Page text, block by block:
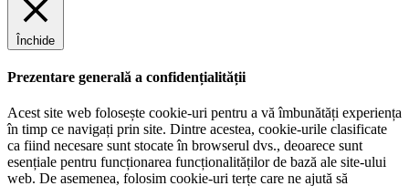
Închide
Prezentare generală a confidențialității
Acest site web folosește cookie-uri pentru a vă îmbunătăți experiența
în timp ce navigați prin site. Dintre acestea, cookie-urile clasificate
ca fiind necesare sunt stocate în browserul dvs., deoarece sunt
esențiale pentru funcționarea funcționalităților de bază ale site-ului
web. De asemenea, folosim cookie-uri terțe care ne ajută să